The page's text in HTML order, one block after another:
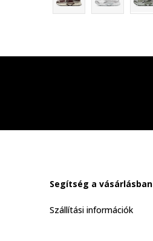
Segítség a vásárlásban
Szállítási információk